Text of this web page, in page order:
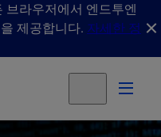
브라우저에서 엔드투엔
제공합니다. 자세한 정